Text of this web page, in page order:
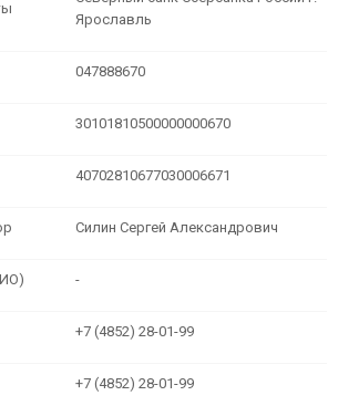
Ярославль
047888670
30101810500000000670
40702810677030006671
Силин Сергей Александрович
-
+7 (4852) 28-01-99
+7 (4852) 28-01-99